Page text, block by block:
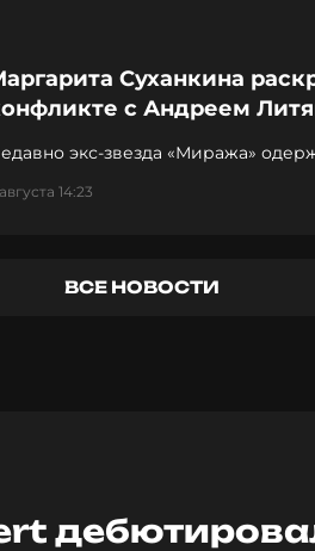
Суханкина
с Андреем
экс-звезда «Миража»
14:23
ВСЕ НОВОСТИ